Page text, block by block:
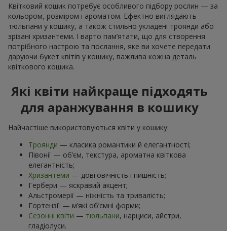
Квітковий кошик потребує особливого підбору рослин — за
кольором, розміром і ароматом. Ефектно виглядають
тюльпани у кошику, а також стильно укладені троянди або
зрізані хризантеми. І варто пам’ятати, що для створення
потрібного настрою та послання, яке ви хочете передати
даруючи букет квітів у кошику, важлива кожна деталь
квіткового кошика.
Які квіти найкраще підходять
для аранжування в кошику
Найчастіше використовуються квіти у кошику:
Троянди — класика романтики й елегантності;
Півонії — об’єм, текстура, ароматна квіткова
елегантність;
Хризантеми — довговічність і пишність;
Гербери — яскравий акцент;
Альстромерії — ніжність та тривалість;
Гортензії — м’які об’ємні форми;
Сезонні квіти — тюльпани, нарциси, айстри,
гладіолуси.